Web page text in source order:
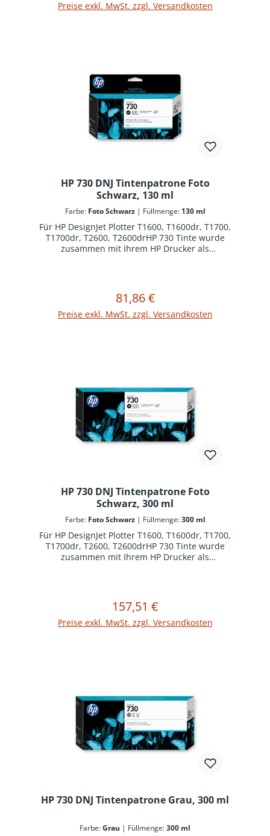
Preise exkl. MwSt. zzgl. Versandkosten
HP 730 DNJ Tintenpatrone Foto
Schwarz, 130 ml
Farbe: Foto Schwarz | Füllmenge: 130 ml
Für HP DesignJet Plotter T1600, T1600dr, T1700,
T1700dr, T2600, T2600drHP 730 Tinte wurde
zusammen mit Ihrem HP Drucker als
Regulärer Preis:
81,86 €
Preise exkl. MwSt. zzgl. Versandkosten
In den Warenkorb
HP 730 DNJ Tintenpatrone Foto
Schwarz, 300 ml
Farbe: Foto Schwarz | Füllmenge:300 ml
Für HP DesignJet Plotter T1600, T1600dr, T1700,
T1700dr, T2600, T2600drHP 730 Tinte wurde
zusammen mit Ihrem HP Drucker als
Regulärer Preis:
157,51 €
Preise exkl. MwSt. zzgl. Versandkosten
In den Warenkorb
HP 730 DNJ Tintenpatrone Grau, 300 ml
Farbe:Grau | Füllmenge:300 ml